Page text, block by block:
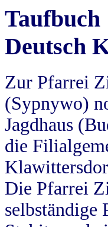
Taufbuch
Deutsch
Zur Pfarrei
(Sypnywo)
Jagdhaus
die
Die Pfarrei